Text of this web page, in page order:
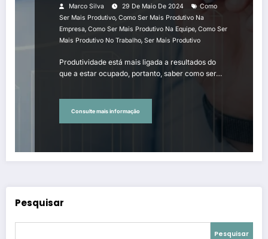
Marco Silva 29 De Maio De 2024
Como
Ser Mais Produtivo, Como Ser Mais Produtivo Na
Empresa, Como Ser Mais Produtivo Na Equipe, Como Ser
Mais Produtivo No Trabalho, Ser Mais Produtivo
Produtividade está mais ligada a resultados do
que a estar ocupado, portanto, saber como ser…
Consulte mais informação
Pesquisar
Pesquisar